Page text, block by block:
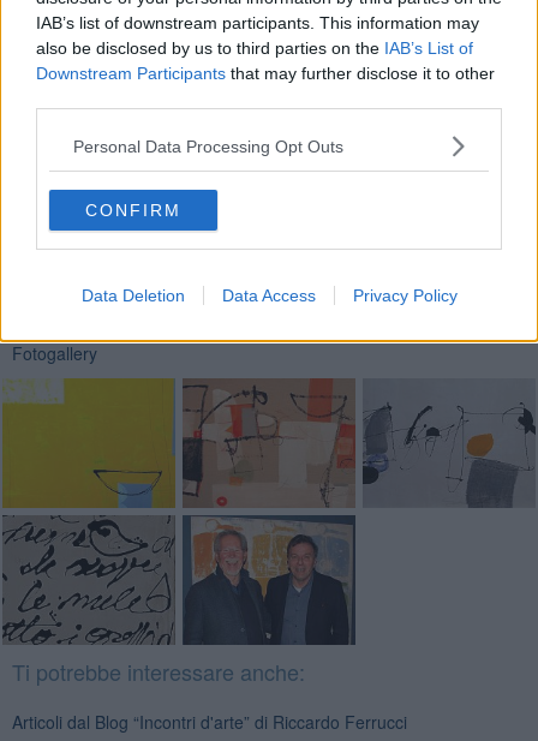
IAB’s list of downstream participants. This information may
also be disclosed by us to third parties on the IAB’s List of
Downstream Participants that may further disclose it to other
Personal Data Processing Opt Outs
CONFIRM
Data Deletion Data Access Privacy Policy
vicino alla mia sensibilità e coinvolto dal mio lavoro.
Riccardo Ferrucci
Se vuoi leggere le notizie principali della Toscana iscriviti alla
Basta cliccare QUI
Fotogallery
Ti potrebbe interessare anche:
Articoli dal Blog “Incontri d'arte” di Riccardo Ferrucci